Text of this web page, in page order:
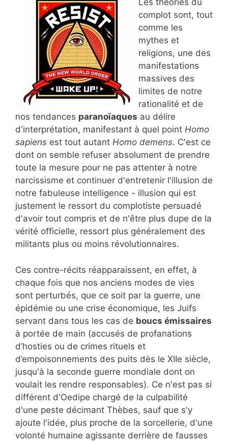
Les théories du
complot sont, tout
comme les
mythes et
religions, une des
manifestations
massives des
limites de notre
rationalité et de
nos tendances paranoïaques au délire
d'interprétation, manifestant à quel point Homo
sapiens est tout autant Homo demens. C'est ce
dont on semble refuser absolument de prendre
toute la mesure pour ne pas attenter à notre
narcissisme et continuer d'entretenir l'illusion de
notre fabuleuse intelligence - illusion qui est
justement le ressort du complotiste persuadé
d'avoir tout compris et de n'être plus dupe de la
vérité officielle, ressort plus généralement des
militants plus ou moins révolutionnaires.
Ces contre-récits réapparaissent, en effet, à
chaque fois que nos anciens modes de vies
sont perturbés, que ce soit par la guerre, une
épidémie ou une crise économique, les Juifs
servant dans tous les cas de boucs émissaires
à portée de main (accusés de profanations
d’hosties ou de crimes rituels et
d’empoisonnements des puits dès le XIIe siècle,
jusqu'à la seconde guerre mondiale dont on
voulait les rendre responsables). Ce n'est pas si
différent d'Oedipe chargé de la culpabilité
d'une peste décimant Thèbes, sauf que s'y
ajoute l'idée, plus proche de la sorcellerie, d'une
volonté humaine agissante derrière de fausses